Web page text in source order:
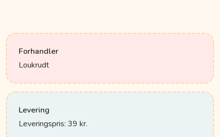
Forhandler
Loukrudt
Levering
Leveringspris: 39 kr.